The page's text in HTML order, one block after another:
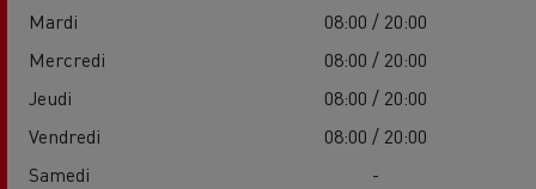
Mardi
08:00 / 20:00
Mercredi
08:00 / 20:00
Jeudi
08:00 / 20:00
Vendredi
08:00 / 20:00
Samedi
-